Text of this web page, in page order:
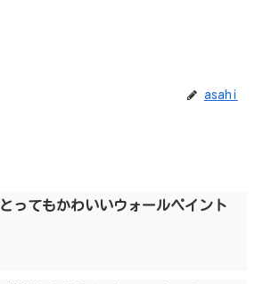
asahi
とってもかわいいウォールペイント